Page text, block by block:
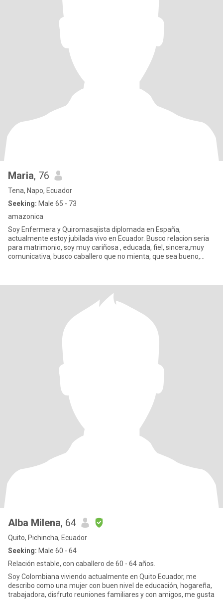
Maria, 76
Tena, Napo, Ecuador
Seeking: Male 65 - 73
amazonica
Soy Enfermera y Quiromasajista diplomada en España,
actualmente estoy jubilada vivo en Ecuador. Busco relacion seria
para matrimonio, soy muy cariñosa , educada, fiel, sincera,muy
comunicativa, busco caballero que no mienta, que sea bueno,
Alba Milena, 64
Quito, Pichincha, Ecuador
Seeking: Male 60 - 64
Relación estable, con caballero de 60 - 64 años.
Soy Colombiana viviendo actualmente en Quito Ecuador, me
describo como una mujer con buen nivel de educación, hogareña,
trabajadora, disfruto reuniones familiares y con amigos, me gusta